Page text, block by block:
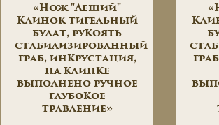
«Нож "Леший"
Клинок тигельный
булат, рукоять
стабилизированный
граб, инкрустация,
на клинке
выполнено ручное
глубокое
травление»